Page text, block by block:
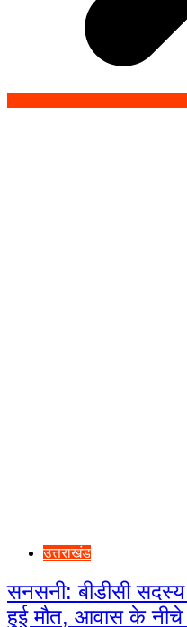
उत्तराखंड
सनसनी: बीडीसी सदस्य
हुई मौत, आवास के नीचे